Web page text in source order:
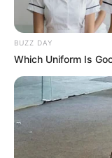
Par ailleurs, elle a
Deauville à
réelle dans ce type
poids revu à la
conséquent, au
pour les premières
BUZZ DAY
Which Uniform Is